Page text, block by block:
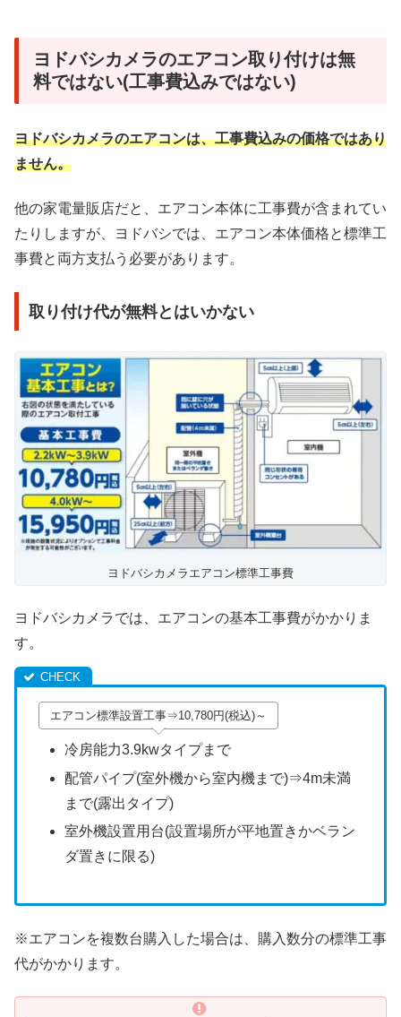
ヨドバシカメラのエアコン取り付けは無
料ではない(工事費込みではない)
ヨドバシカメラのエアコンは、工事費込みの価格ではあり
ません。
他の家電量販店だと、エアコン本体に工事費が含まれてい
たりしますが、ヨドバシでは、エアコン本体価格と標準工
事費と両方支払う必要があります。
取り付け代が無料とはいかない
ヨドバシカメラエアコン標準工事費
ヨドバシカメラでは、エアコンの基本工事費がかかりま
す。
エアコン標準設置工事⇒10,780円(税込)～
冷房能力3.9kwタイプまで
配管パイプ(室外機から室内機まで)⇒4m未満
まで(露出タイプ)
室外機設置用台(設置場所が平地置きかベラン
ダ置きに限る)
※エアコンを複数台購入した場合は、購入数分の標準工事
代がかかります。